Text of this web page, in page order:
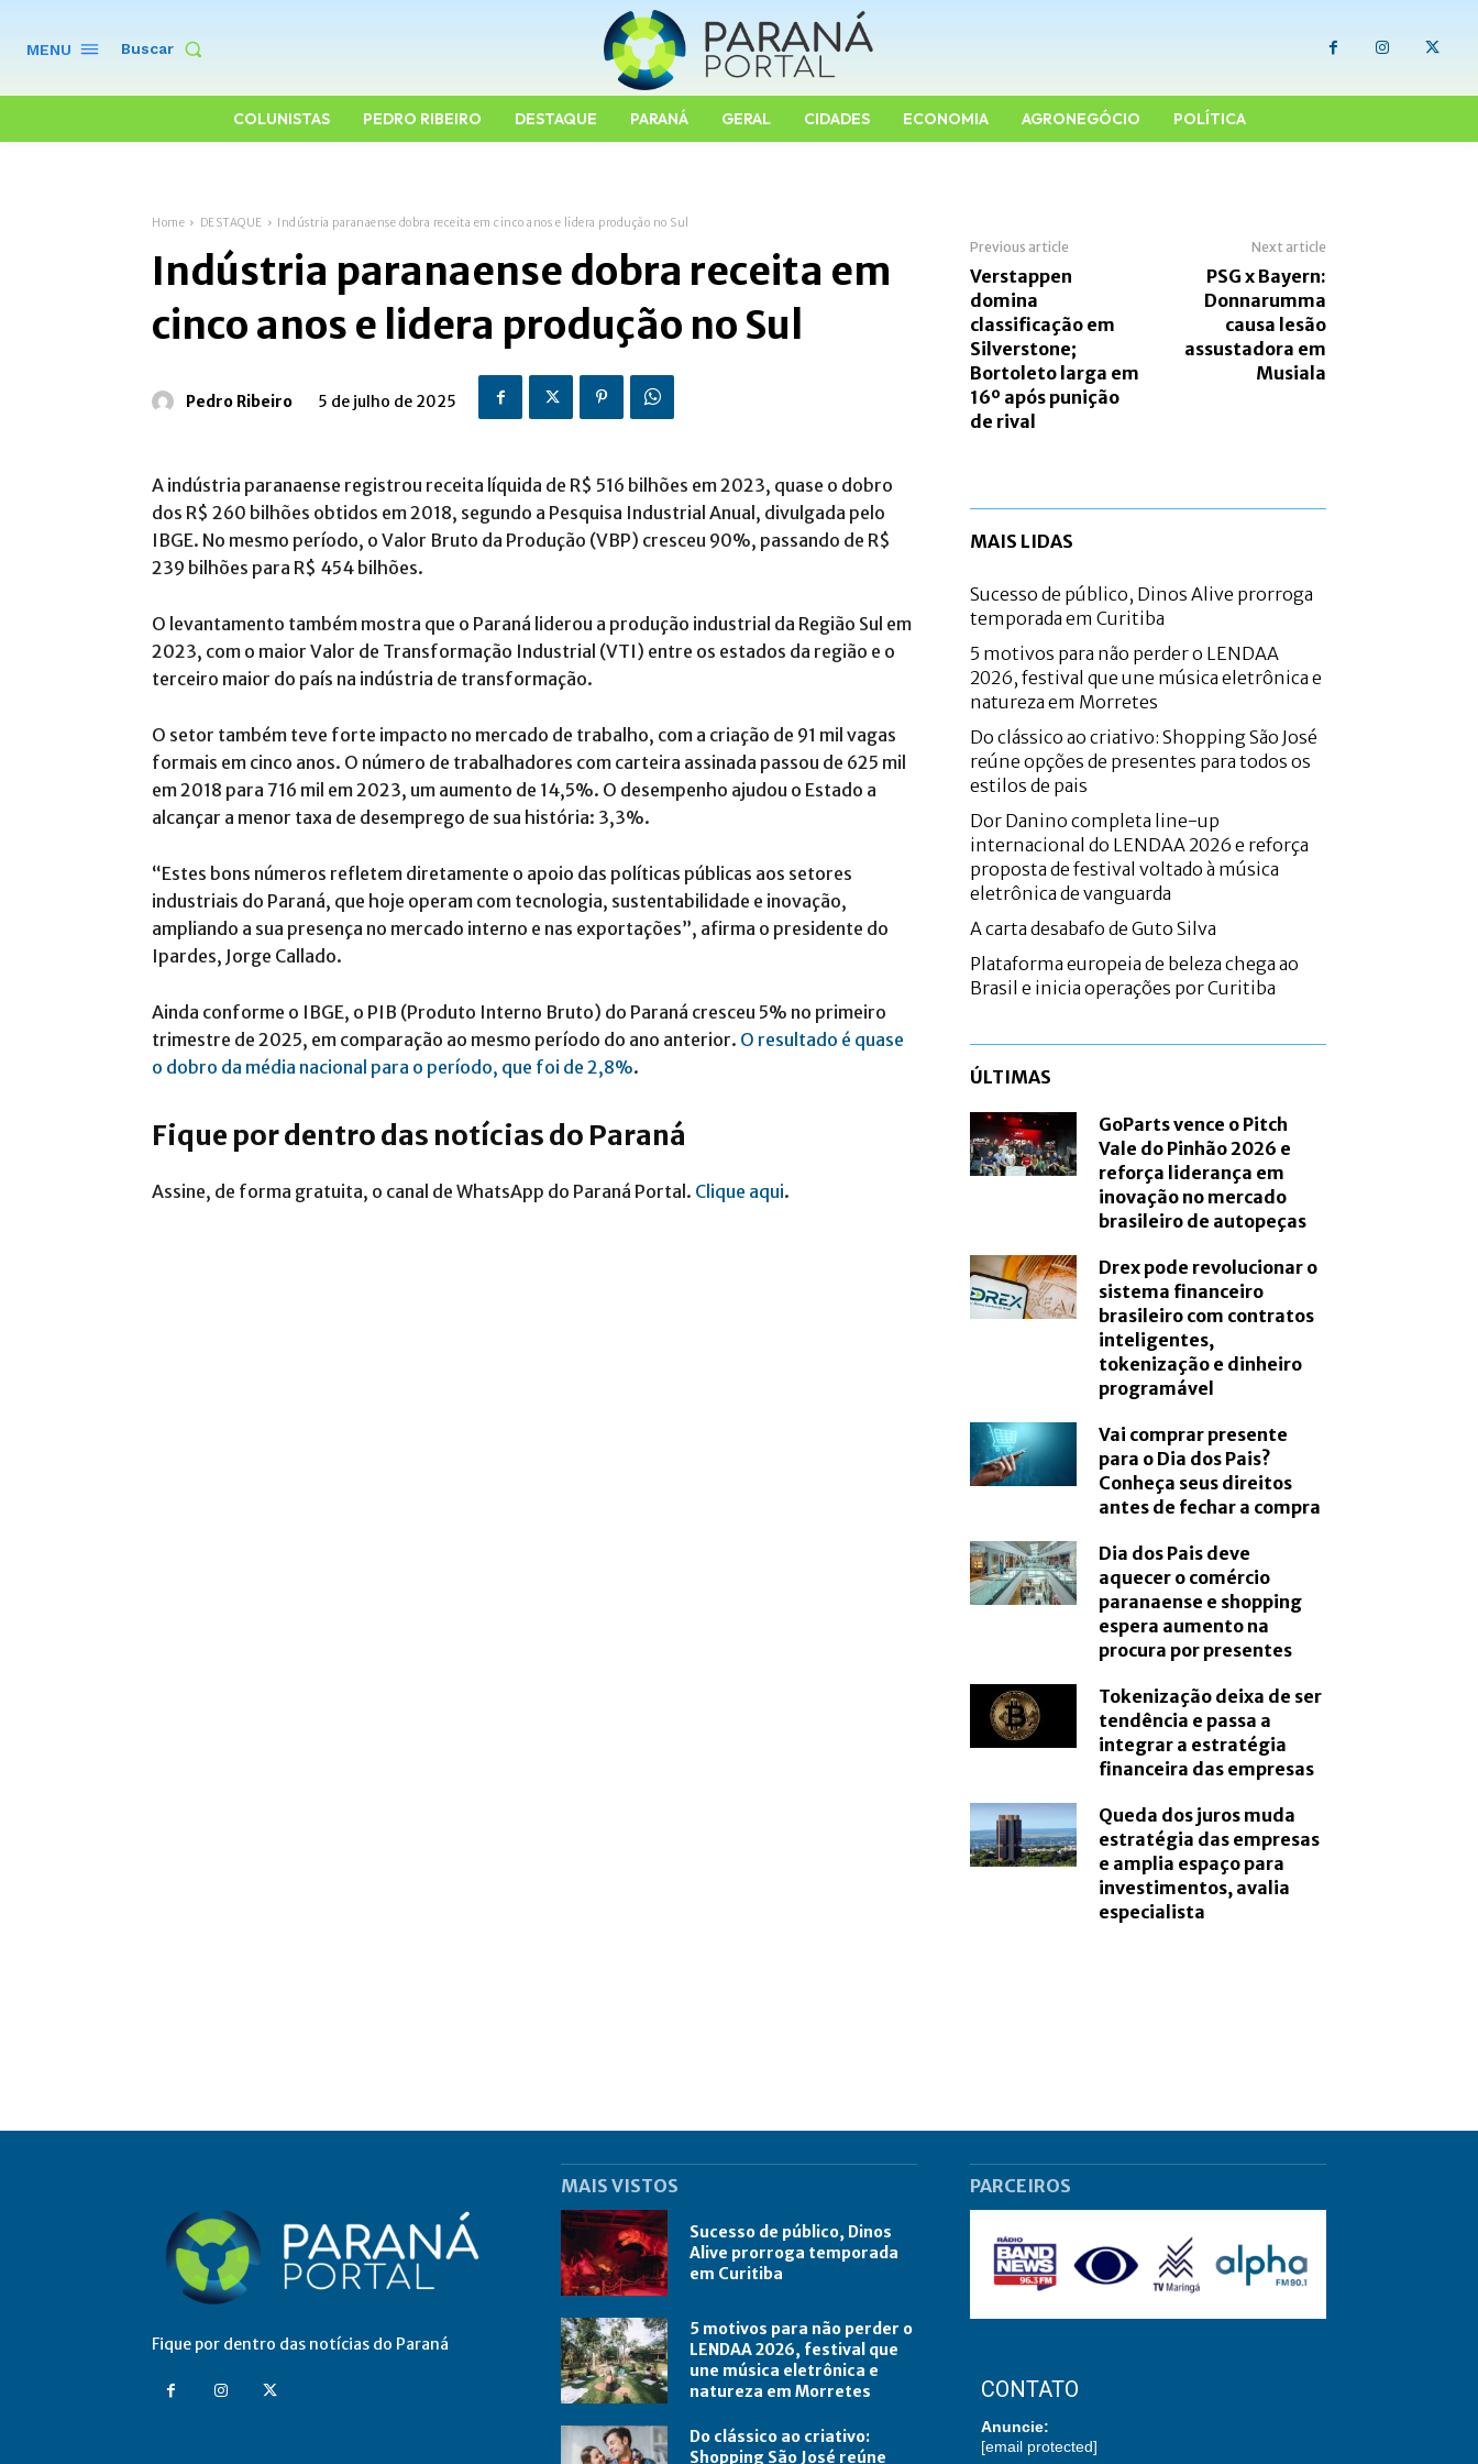
MENU Buscar
COLUNISTAS PEDRO RIBEIRO DESTAQUE PARANÁ GERAL CIDADES ECONOMIA AGRONEGÓCIO POLÍTICA
Home DESTAQUE Indústria paranaense dobra receita em cinco anos e lidera produção no Sul
Indústria paranaense dobra receita em
cinco anos e lidera produção no Sul
Pedro Ribeiro 5 de julho de 2025
A indústria paranaense registrou receita líquida de R$ 516 bilhões em 2023, quase o dobro
dos R$ 260 bilhões obtidos em 2018, segundo a Pesquisa Industrial Anual, divulgada pelo
IBGE. No mesmo período, o Valor Bruto da Produção (VBP) cresceu 90%, passando de R$
239 bilhões para R$ 454 bilhões.
O levantamento também mostra que o Paraná liderou a produção industrial da Região Sul em
2023, com o maior Valor de Transformação Industrial (VTI) entre os estados da região e o
terceiro maior do país na indústria de transformação.
O setor também teve forte impacto no mercado de trabalho, com a criação de 91 mil vagas
formais em cinco anos. O número de trabalhadores com carteira assinada passou de 625 mil
em 2018 para 716 mil em 2023, um aumento de 14,5%. O desempenho ajudou o Estado a
alcançar a menor taxa de desemprego de sua história: 3,3%.
“Estes bons números refletem diretamente o apoio das políticas públicas aos setores
industriais do Paraná, que hoje operam com tecnologia, sustentabilidade e inovação,
ampliando a sua presença no mercado interno e nas exportações”, afirma o presidente do
Ipardes, Jorge Callado.
Ainda conforme o IBGE, o PIB (Produto Interno Bruto) do Paraná cresceu 5% no primeiro
trimestre de 2025, em comparação ao mesmo período do ano anterior. O resultado é quase
o dobro da média nacional para o período, que foi de 2,8%.
Fique por dentro das notícias do Paraná
Assine, de forma gratuita, o canal de WhatsApp do Paraná Portal. Clique aqui.
Previous article
Verstappen
domina
classificação em
Silverstone;
Bortoleto larga em
16º após punição
de rival
Next article
PSG x Bayern:
Donnarumma
causa lesão
assustadora em
Musiala
MAIS LIDAS
Sucesso de público, Dinos Alive prorroga
temporada em Curitiba
5 motivos para não perder o LENDAA
2026, festival que une música eletrônica e
natureza em Morretes
Do clássico ao criativo: Shopping São José
reúne opções de presentes para todos os
estilos de pais
Dor Danino completa line-up
internacional do LENDAA 2026 e reforça
proposta de festival voltado à música
eletrônica de vanguarda
A carta desabafo de Guto Silva
Plataforma europeia de beleza chega ao
Brasil e inicia operações por Curitiba
ÚLTIMAS
GoParts vence o Pitch
Vale do Pinhão 2026 e
reforça liderança em
inovação no mercado
brasileiro de autopeças
Drex pode revolucionar o
sistema financeiro
brasileiro com contratos
inteligentes,
tokenização e dinheiro
programável
Vai comprar presente
para o Dia dos Pais?
Conheça seus direitos
antes de fechar a compra
Dia dos Pais deve
aquecer o comércio
paranaense e shopping
espera aumento na
procura por presentes
Tokenização deixa de ser
tendência e passa a
integrar a estratégia
financeira das empresas
Queda dos juros muda
estratégia das empresas
e amplia espaço para
investimentos, avalia
especialista
Fique por dentro das notícias do Paraná
MAIS VISTOS
Sucesso de público, Dinos
Alive prorroga temporada
em Curitiba
5 motivos para não perder o
LENDAA 2026, festival que
une música eletrônica e
natureza em Morretes
Do clássico ao criativo:
Shopping São José reúne
PARCEIROS
CONTATO
Anuncie:
[email protected]